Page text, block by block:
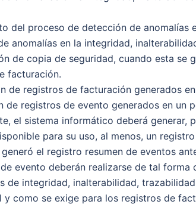
del proceso de detección de anomalías
anomalías en la integridad,
de copia de seguridad, cuando esta se
facturación.
de registros de facturación generados
de registros de evento generados en un
el sistema informático deberá generar,
para su uso, al menos, un
el registro resumen de eventos
evento deberán realizarse de tal forma
de integridad, inalterabilidad,
y como se exige para los registros de